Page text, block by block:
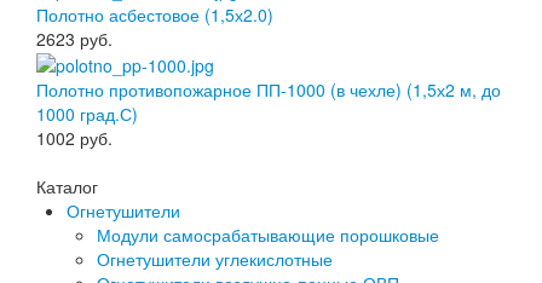
Полотно асбестовое (1,5х2.0)
2623 руб.
Полотно противопожарное ПП-1000 (в чехле) (1,5х2 м, до
1000 град.С)
1002 руб.
Каталог
Огнетушители
Модули самосрабатывающие порошковые
Огнетушители углекислотные